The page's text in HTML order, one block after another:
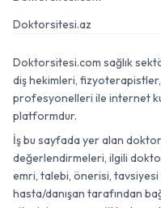
Doktorsitesi.az
Doktorsitesi.com sağlık
diş hekimleri,
profesyonelleri ile internet
platformdur.
İş bu sayfada yer alan
değerlendirmeleri, ilgili
emri, talebi, önerisi, tavsiyesi
hasta/danışan tarafından